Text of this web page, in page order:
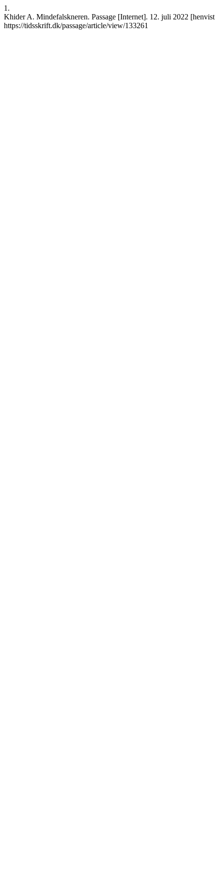
1.
Khider A. Mindefalskneren. Passage [Internet]. 12. juli 2022
https://tidsskrift.dk/passage/article/view/133261